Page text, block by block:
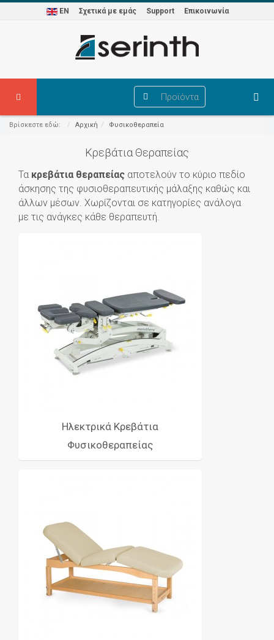
EN Σχετικά με εμάς Support Επικοινωνία
Προϊόντα
Βρίσκεστε εδώ: Αρχική Φυσικοθεραπεία
Κρεβάτια Θεραπείας
Τα κρεβάτια θεραπείας αποτελούν το κύριο πεδίο
άσκησης της φυσιοθεραπευτικής μάλαξης καθώς και
άλλων μέσων. Χωρίζονται σε κατηγορίες ανάλογα
με τις ανάγκες κάθε θεραπευτή.
Ηλεκτρικά Κρεβάτια
Φυσικοθεραπείας